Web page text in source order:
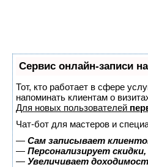
Сервис онлайн-записи
Тот, кто работает в сфере
напоминать клиентам о
Для новых пользователей
Чат-бот для мастеров и
— Сам записывает
— Персонализирует
— Увеличивает